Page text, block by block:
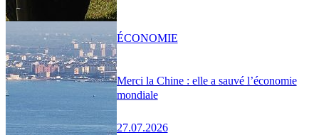
Merci la Chine : elle a sauvé l’économie
mondiale
27.07.2026
ÉCONOMIE